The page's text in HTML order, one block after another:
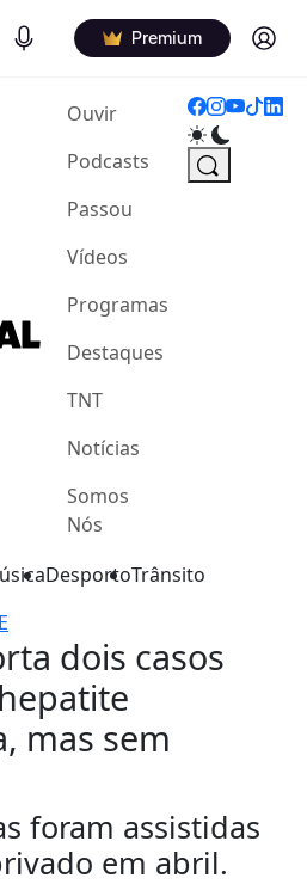
Podcasts Premium Log in
Ouvir(current)
Podcasts
Passou
Vídeos
Programas
Destaques
TNT
Notícias
Somos
Nós
DesportoTrânsito
dois casos
mas sem
foram assistidas
em abril.